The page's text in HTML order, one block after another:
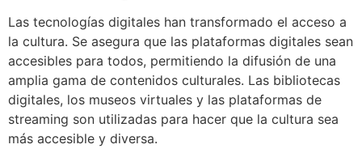
Las tecnologías digitales han transformado el acceso a
la cultura. Se asegura que las plataformas digitales sean
accesibles para todos, permitiendo la difusión de una
amplia gama de contenidos culturales. Las bibliotecas
digitales, los museos virtuales y las plataformas de
streaming son utilizadas para hacer que la cultura sea
más accesible y diversa.